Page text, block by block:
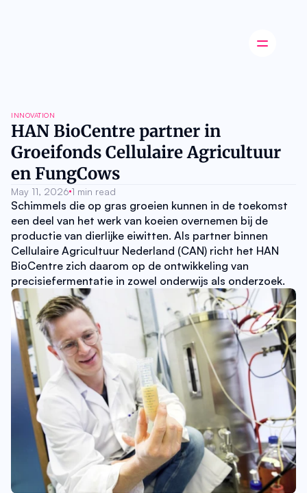
About
Careers
Authors
Advertise
Contact
Innovation
Industry
Startup
Career
Ecosystem
Partnerships
Opinion
INNOVATION
HAN BioCentre partner in
Groeifonds Cellulaire Agricultuur
en FungCows
May 11, 2026 1 min read
Schimmels die op gras groeien kunnen in de toekomst
een deel van het werk van koeien overnemen bij de
productie van dierlijke eiwitten. Als partner binnen
Cellulaire Agricultuur Nederland (CAN) richt het HAN
BioCentre zich daarom op de ontwikkeling van
precisiefermentatie in zowel onderwijs als onderzoek.